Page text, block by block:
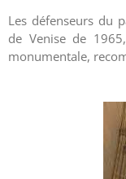
Les défenseurs du
de Venise de
monumentale,